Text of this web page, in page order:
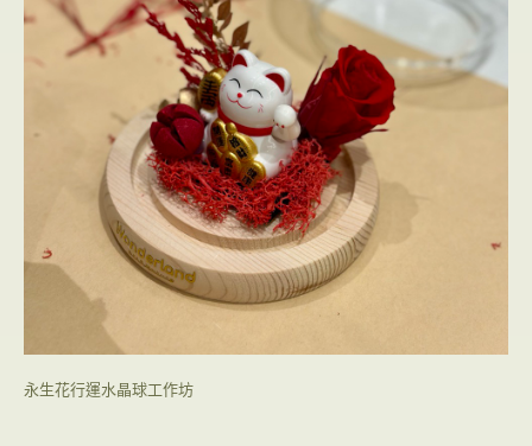
永生花行運水晶球工作坊